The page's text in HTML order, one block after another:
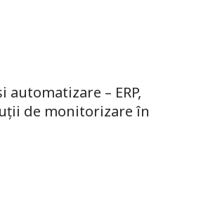
automatizare – ERP,
de monitorizare în